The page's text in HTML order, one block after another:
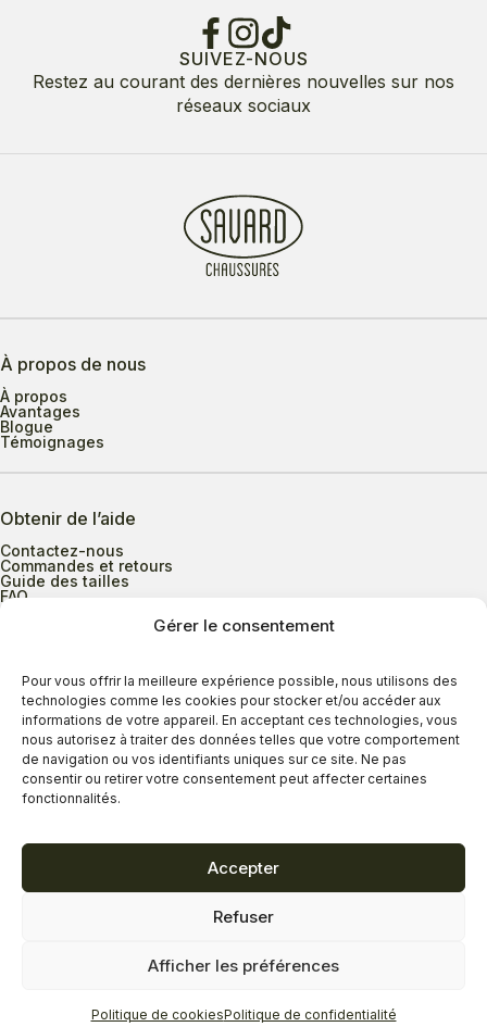
Gérer le consentement
Pour vous offrir la meilleure expérience possible, nous utilisons des
technologies comme les cookies pour stocker et/ou accéder aux
informations de votre appareil. En acceptant ces technologies, vous
nous autorisez à traiter des données telles que votre comportement
de navigation ou vos identifiants uniques sur ce site. Ne pas
consentir ou retirer votre consentement peut affecter certaines
fonctionnalités.
Accepter
Refuser
Afficher les préférences
Politique de cookiesPolitique de confidentialité
SUIVEZ-NOUS
Restez au courant des dernières nouvelles sur nos
réseaux sociaux
À propos de nous
À propos
Avantages
Blogue
Témoignages
Obtenir de l’aide
Contactez-nous
Commandes et retours
Guide des tailles
FAQ
Heures d’ouverture
Lundi au mercredi
9h00 à 17h30
Jeudi
9h00 à 20h00
Vendredi
9h00 à 18h00
Dimanche
11h00 à 16h30
Termes et conditions
Réalisation Zonart Communications